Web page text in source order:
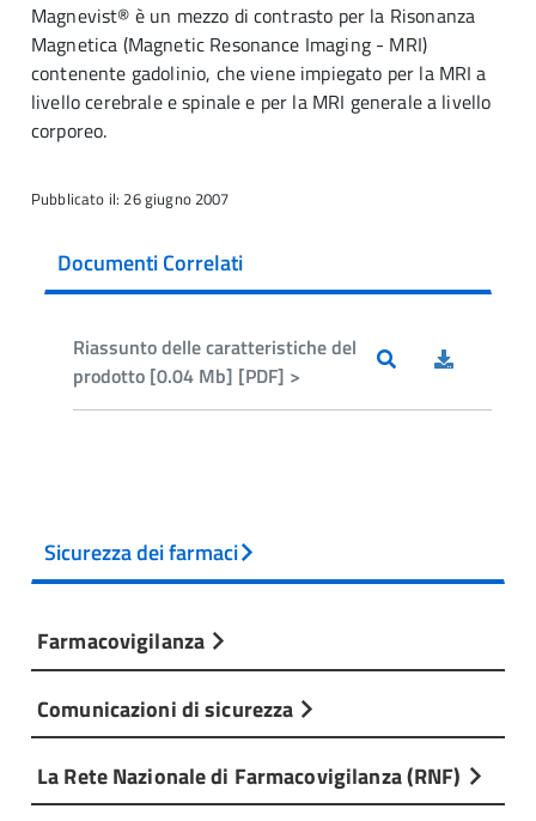
Magnevist® è un mezzo di contrasto per la Risonanza
Magnetica (Magnetic Resonance Imaging - MRI)
contenente gadolinio, che viene impiegato per la MRI a
livello cerebrale e spinale e per la MRI generale a livello
corporeo.
Pubblicato il: 26 giugno 2007
Documenti Correlati
Riassunto delle caratteristiche del
prodotto [0.04 Mb] [PDF] >
Sicurezza dei farmaci
Farmacovigilanza
Comunicazioni di sicurezza
La Rete Nazionale di Farmacovigilanza (RNF)